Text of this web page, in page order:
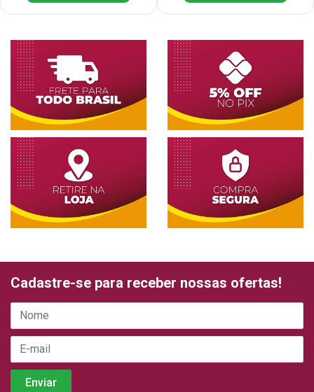
Cadastre-se para receber nossas ofertas!